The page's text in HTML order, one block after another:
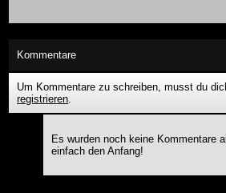
Kommentare
Um Kommentare zu schreiben, musst du
registrieren.
Es wurden noch keine Kommentare
einfach den Anfang!